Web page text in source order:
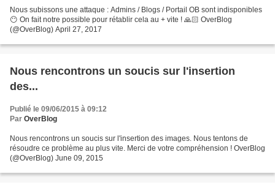
Nous subissons une attaque : Admins / Blogs / Portail OB sont indisponibles
😶 On fait notre possible pour rétablir cela au + vite ! 🙏🏻 OverBlog
(@OverBlog) April 27, 2017
Nous rencontrons un soucis sur l'insertion
des...
Publié le 09/06/2015 à 09:12
Par OverBlog
Nous rencontrons un soucis sur l'insertion des images. Nous tentons de
résoudre ce problème au plus vite. Merci de votre compréhension ! OverBlog
(@OverBlog) June 09, 2015